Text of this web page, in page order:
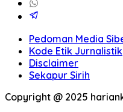
Pedoman Media
Kode Etik Jurnalistik
Disclaimer
Sekapur Sirih
Copyright @ 2025